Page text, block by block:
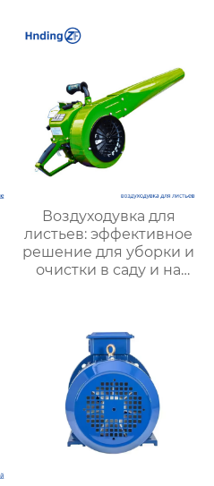
безопасная
вентиляция
Воздуходувка для
листьев: эффективное
решение для уборки и
очистки в саду и на